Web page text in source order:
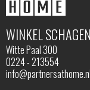
WINKEL SCHAGEN
Witte Paal 300
0224 - 213554
info@partnersathome.nl